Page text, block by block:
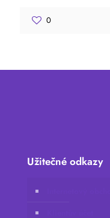
0
Užitečné odkazy